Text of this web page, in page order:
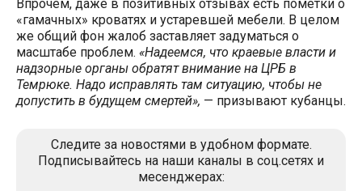
Впрочем, даже в позитивных отзывах есть пометки о
«гамачных» кроватях и устаревшей мебели. В целом
же общий фон жалоб заставляет задуматься о
масштабе проблем. «Надеемся, что краевые власти и
надзорные органы обратят внимание на ЦРБ в
Темрюке. Надо исправлять там ситуацию, чтобы не
допустить в будущем смертей», — призывают кубанцы.
Следите за новостями в удобном формате.
Подписывайтесь на наши каналы в соц.сетях и
месенджерах: